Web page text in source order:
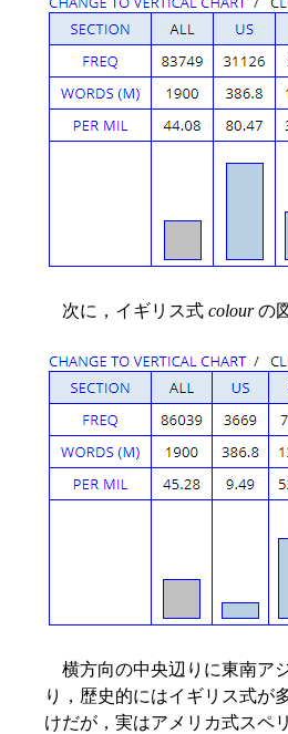
次に，イギリス式 colourの
横方向の中央辺りに東南ア
り，歴史的にはイギリス式が
けだが，実はアメリカ式スペ